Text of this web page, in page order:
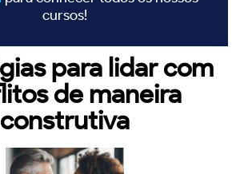
cursos!
para lidar com
de maneira
construtiva